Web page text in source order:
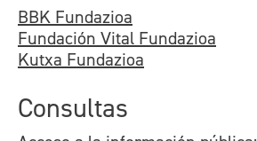
BBK Fundazioa
Fundación Vital Fundazioa
Kutxa Fundazioa
Consultas